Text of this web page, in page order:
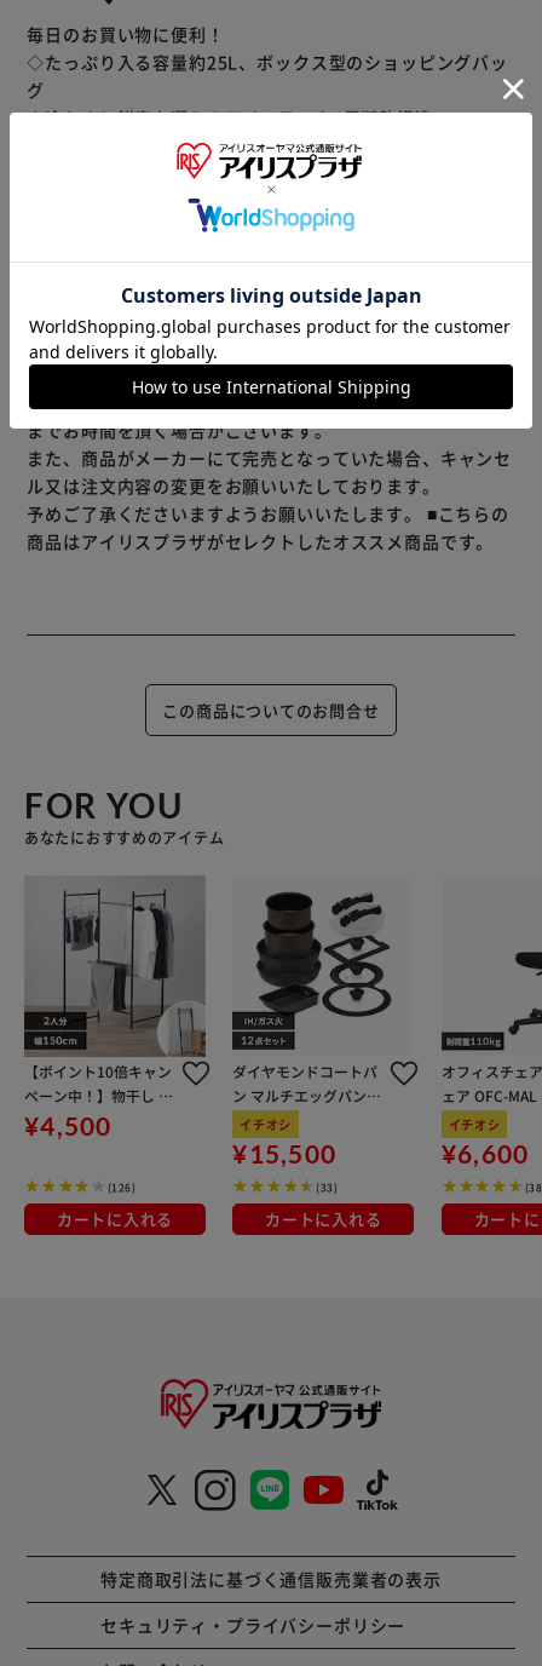
毎日のお買い物に便利！
◇たっぷり入る容量約25L、ボックス型のショッピングバッ
グ
◇冷たさと鮮度を運ぶ！アイソテック4層断熱構造
◇コンパクトにたためる
◇メッシュポケット付き
◇クッション性あり：ガラスびんや卵などにかかる衝撃をや
◇ジッパー付きのフロントポケット
◇安定した底形状：ボックス型で食品の出し入れもラクラク
◇350mlの缶なら45缶、500mlのペットボトルなら25本、
2Lボトルなら8本入る
もっと見る
じめご了承ください。
※当商品はお取り寄せ品の為、在庫の確認及び商品のお届け
までお時間を頂く場合がございます。
また、商品がメーカーにて完売となっていた場合、キャンセ
ル又は注文内容の変更をお願いいたしております。
予めご了承くださいますようお願いいたします。 ■こちらの
商品はアイリスプラザがセレクトしたオススメ商品です。
この商品についてのお問合せ
FOR YOU
あなたにおすすめのアイテム
【ポイント10倍キャン
ペーン中！】物干し 室
内用 折りたたみ式 3連
OTM-150R ブラック 一
¥4,500
(126)
カートに入れる
ダイヤモンドコートパ
ン マルチエッグパン入
り 12点セット IHガス
火対応 MEGI-12S ブラ
ウンメタリック
イチオシ
¥15,500
(33)
カートに入れる
オフィスチェ
ェア OFC-
ン
イチオシ
¥6,600
カート
特定商取引法に基づく通信販売業者の表示
セキュリティ・プライバシーポリシー